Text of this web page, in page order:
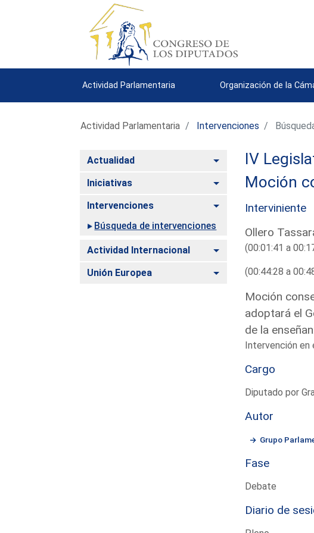
Actividad Parlamentaria Organización de la
Actividad Parlamentaria Intervenciones
Actualidad Alternar
Iniciativas Alternar
Intervenciones
Alternar
Búsqueda de intervenciones
Actividad Internacional Alternar
Unión Europea Alternar
IV
Moción
Interviniente
Ollero
(00:01:41 a
(00:44:28 a
Moción
adoptará el
de la
Intervención
Cargo
Diputado por
Autor
Grupo
Fase
Debate
Diario de